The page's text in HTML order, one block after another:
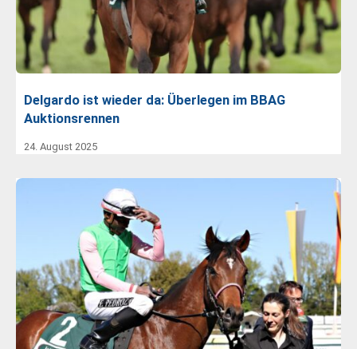
Delgardo ist wieder da: Überlegen im BBAG
Auktionsrennen
24. August 2025